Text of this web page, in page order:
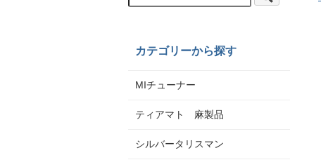
カテゴリーから探す
MIチューナー
ティアマト 麻製品
シルバータリスマン